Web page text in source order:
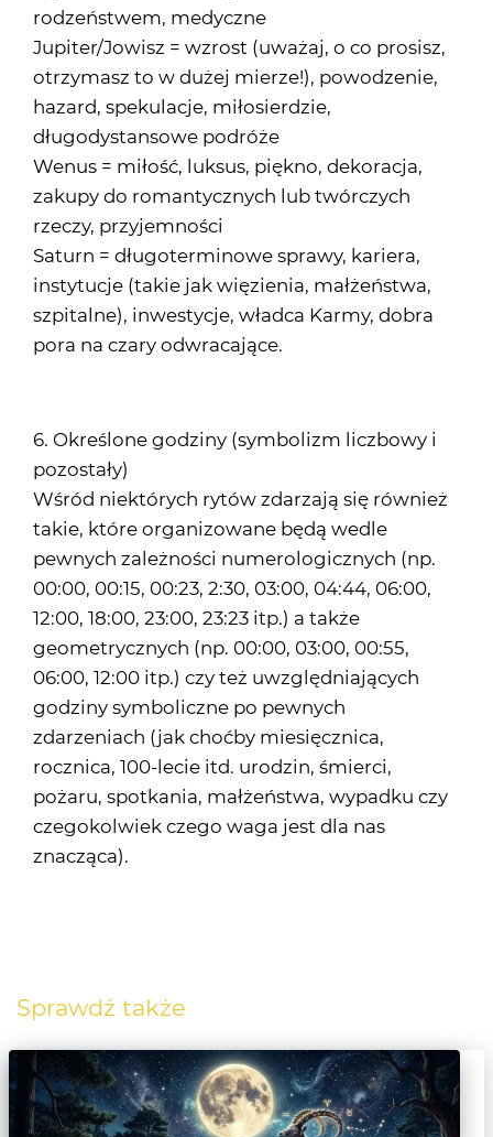
rodzeństwem, medyczne
Jupiter/Jowisz = wzrost (uważaj, o co prosisz,
otrzymasz to w dużej mierze!), powodzenie,
hazard, spekulacje, miłosierdzie,
długodystansowe podróże
Wenus = miłość, luksus, piękno, dekoracja,
zakupy do romantycznych lub twórczych
rzeczy, przyjemności
Saturn = długoterminowe sprawy, kariera,
instytucje (takie jak więzienia, małżeństwa,
szpitalne), inwestycje, władca Karmy, dobra
pora na czary odwracające.
6. Określone godziny (symbolizm liczbowy i
pozostały)
Wśród niektórych rytów zdarzają się również
takie, które organizowane będą wedle
pewnych zależności numerologicznych (np.
00:00, 00:15, 00:23, 2:30, 03:00, 04:44, 06:00,
12:00, 18:00, 23:00, 23:23 itp.) a także
geometrycznych (np. 00:00, 03:00, 00:55,
06:00, 12:00 itp.) czy też uwzględniających
godziny symboliczne po pewnych
zdarzeniach (jak choćby miesięcznica,
rocznica, 100-lecie itd. urodzin, śmierci,
pożaru, spotkania, małżeństwa, wypadku czy
czegokolwiek czego waga jest dla nas
znacząca).
Sprawdź także